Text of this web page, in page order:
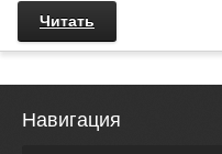
Читать
Навигация